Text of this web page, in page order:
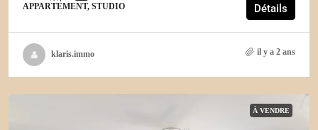
APPARTEMENT, STUDIO Détails
klaris.immo il y a 2 ans
À VENDRE